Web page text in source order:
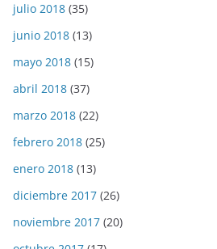
julio 2018 (35)
junio 2018 (13)
mayo 2018 (15)
abril 2018 (37)
marzo 2018 (22)
febrero 2018 (25)
enero 2018 (13)
diciembre 2017 (26)
noviembre 2017 (20)